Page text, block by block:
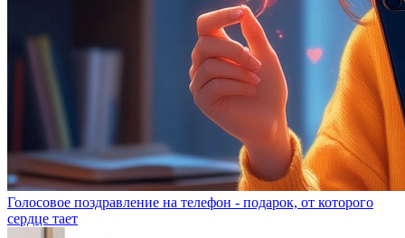
Голосовое поздравление на телефон - подарок, от которого
сердце тает